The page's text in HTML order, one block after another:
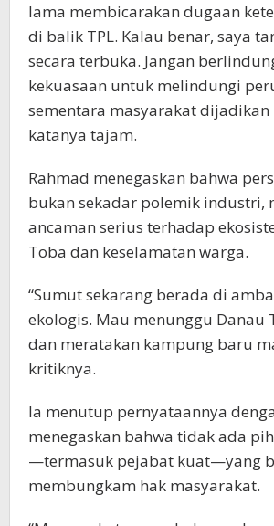
lama membicarakan dugaan
di balik TPL. Kalau benar, saya
secara terbuka. Jangan
kekuasaan untuk melindungi
sementara masyarakat dijadikan
katanya tajam.
Rahmad menegaskan bahwa
bukan sekadar polemik industri,
ancaman serius terhadap
Toba dan keselamatan warga.
“Sumut sekarang berada di
ekologis. Mau menunggu Danau
dan meratakan kampung baru
kritiknya.
Ia menutup pernyataannya
menegaskan bahwa tidak ada
—termasuk pejabat kuat—yang
membungkam hak masyarakat.